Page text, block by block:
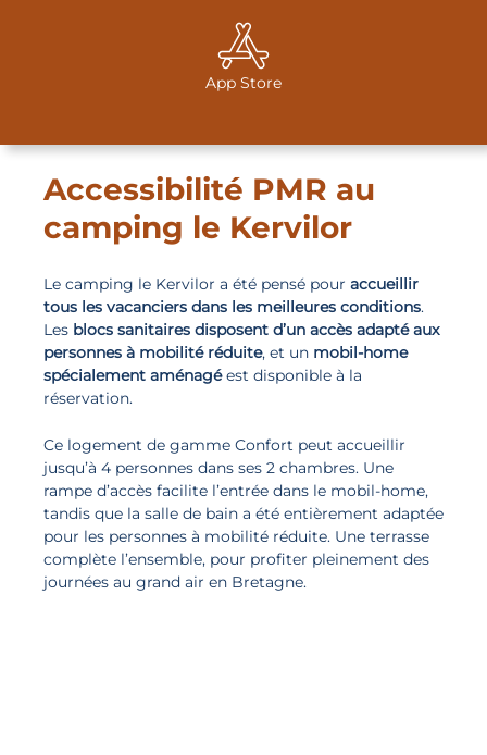
App Store
Accessibilité PMR au
camping le Kervilor
Le camping le Kervilor a été pensé pour accueillir
tous les vacanciers dans les meilleures conditions.
Les blocs sanitaires disposent d’un accès adapté aux
personnes à mobilité réduite, et un mobil-home
spécialement aménagéest disponible à la
réservation.
Ce logement de gamme Confort peut accueillir
jusqu’à 4 personnes dans ses 2 chambres. Une
rampe d’accès facilite l’entrée dans le mobil-home,
tandis que la salle de bain a été entièrement adaptée
pour les personnes à mobilité réduite. Une terrasse
complète l’ensemble, pour profiter pleinement des
journées au grand air en Bretagne.